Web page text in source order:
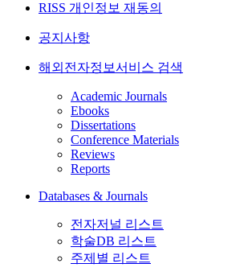
RISS 개인정보 재동의
공지사항
해외전자정보서비스 검색
Academic Journals
Ebooks
Dissertations
Conference Materials
Reviews
Reports
Databases & Journals
전자저널 리스트
학술DB 리스트
주제별 리스트